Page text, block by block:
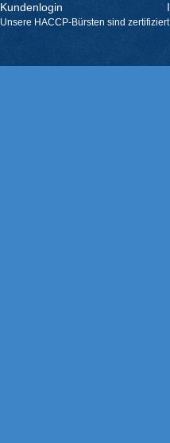
Kundenlogin
Unsere HACCP-Bürsten sind